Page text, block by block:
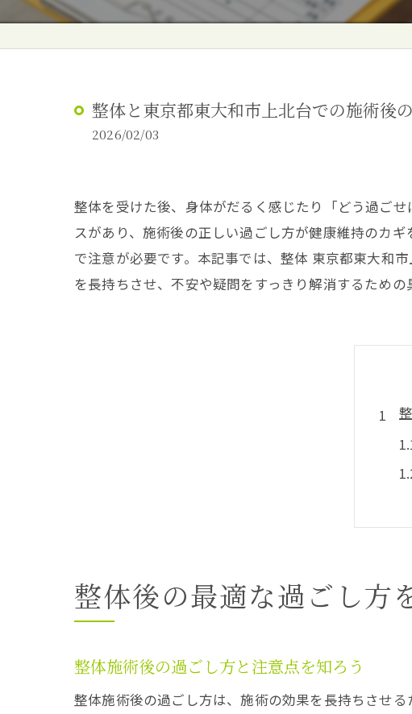
整体と東京都東大和市上北台での施術後
2026/02/03
整体を受けた後、身体がだるく感じたり「どう過ご
スがあり、施術後の正しい過ごし方が健康維持のカ
で注意が必要です。本記事では、整体 東京都東大和
を長持ちさせ、不安や疑問をすっきり解消するため
整体後の最適な過ごし方
整体施術後の過ごし方と注意点を知ろう
整体施術後の過ごし方は、施術の効果を長持ちさせ